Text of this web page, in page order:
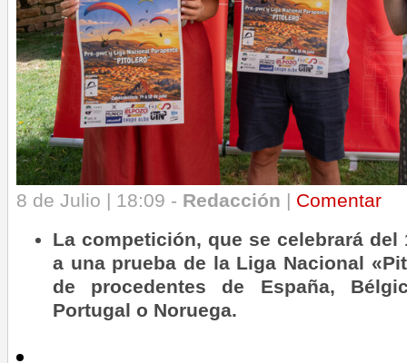
8 de Julio | 18:09 - Redacción | Comentar
La competición, que se celebrará
a una prueba de la Liga Nacional
de procedentes de España,
Portugal o Noruega.